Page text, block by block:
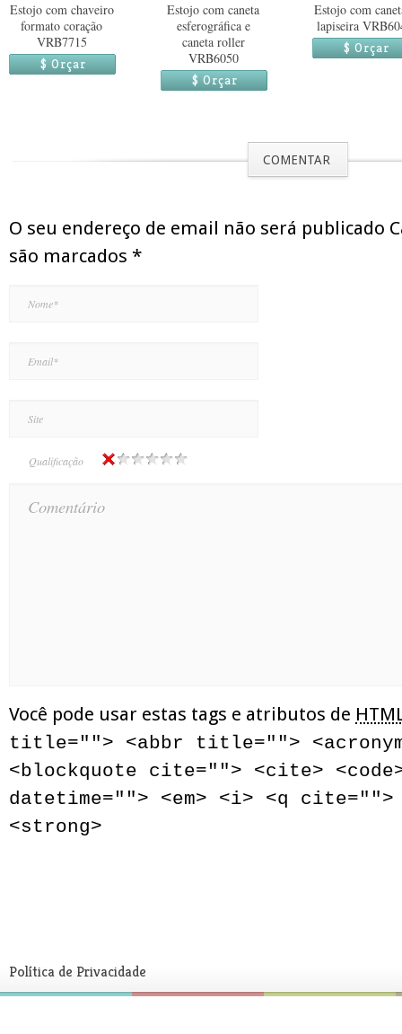
Estojo com chaveiro
formato coração
VRB7715
$ Orçar
Estojo com caneta
esferográfica e
caneta roller
VRB6050
$ Orçar
Estojo com
lapiseira
$ Orçar
COMENTAR
O seu endereço de email não será publicado
são marcados *
Qualificação
Você pode usar estas tags e atributos de
title=""> <abbr title="">
<blockquote cite=""> <cite>
datetime=""> <em> <i> <q
<strong>
Política de Privacidade